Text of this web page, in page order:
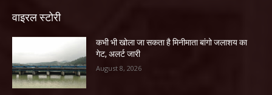
वाइरल स्टोरी
कभी भी खोला जा सकता है मिनीमाता बांगो जलाशय का
गेट, अलर्ट जारी
August 8, 2026